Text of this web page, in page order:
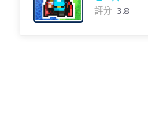
評分: 3.8